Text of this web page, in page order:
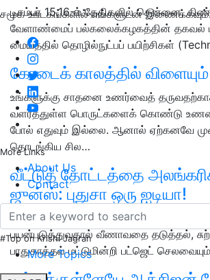
சமூக ஊடகங்களில் எங்களுடன்
More Links
About Us
Contact
#Top on Krishi Jagran
More Topics
டிசம்பர் 15,16-ம் தேதிகளில் சென்னை,
வேளாண்மைப் பல்கலைக்கழகத்தின் தகவல்
மையத்தில் தொழில்நுட்பப் பயிற்சிகள்
கோடைக் காலத்தில்
உங்களுக்கு சாதனை உணர்வைத்
வளர்த்துள்ள பொருட்களைக் கொண்டு
போல் எதுவும் இல்லை. ஆனால் ஏற்கனவே
தொடங்கிய சில…
வீட்டுத் தோட்டத்தை
ஜுன்ஸ்: புதுசா ஒரு ஐடியா!
பழையப் பொருட்களை தூக்கி வீசாமல்
பயன்படுத்துவதால் வீணாவதை தடுத்தல்,
பாதுகாத்தல் மட்டுமின்றி பட்ஜெட்